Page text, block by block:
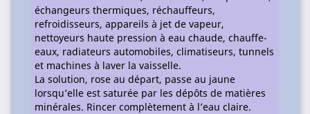
échangeurs thermiques, réchauffeurs,
refroidisseurs, appareils à jet de vapeur,
nettoyeurs haute pression à eau chaude, chauffe-
eaux, radiateurs automobiles, climatiseurs, tunnels
et machines à laver la vaisselle.
La solution, rose au départ, passe au jaune
lorsqu’elle est saturée par les dépôts de matières
minérales. Rincer complètement à l’eau claire.